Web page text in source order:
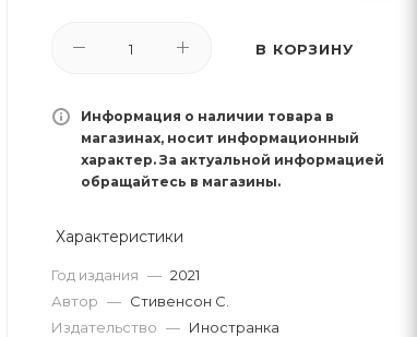
В КОРЗИНУ
Информация о наличии товара в
магазинах, носит информационный
характер. За актуальной информацией
обращайтесь в магазины.
Характеристики
Год издания — 2021
Автор — Стивенсон С.
Издательство — Иностранка